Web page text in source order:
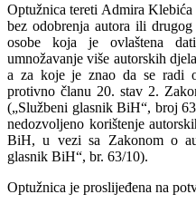
Optužnica tereti Admira
bez odobrenja autora ili
osobe koja je ovlaštena
umnožavanje više autorskih
a za koje je znao da se radi
protivno članu 20. stav 2.
(„Službeni glasnik BiH“, broj
nedozvoljeno korištenje
BiH, u vezi sa Zakonom o
glasnik BiH“, br. 63/10).
Optužnica je proslijeđena na